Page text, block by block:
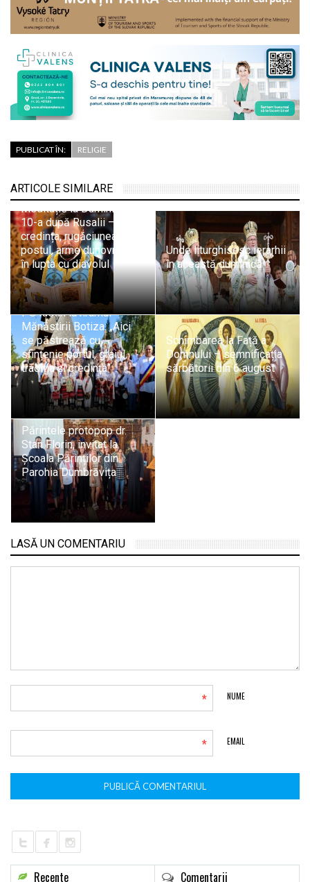
PUBLICAT ÎN: RELIGIE
ARTICOLE SIMILARE
Pr. Adrian Dobreanu:
Meditație la Duminica a
10-a după Rusalii –
credința, rugăciunea și
postul, arme duhovnicești
în lupta cu diavolul
Unde liturghisesc ierarhii
în această duminică
PS Iustin la hramul
Mănăstirii Botiza: „Aici
se păstrează cu
sfințenie portul, graiul,
tradiția și credința”
Schimbarea la Față a
Domnului – semnificația
sărbătorii din 6 august
Părintele protopop dr.
Stan Florin, invitat la
Școala Părinților din
Parohia Dumbrăvița
LASĂ UN COMENTARIU
NUME
*
EMAIL
*
Recente Comentarii